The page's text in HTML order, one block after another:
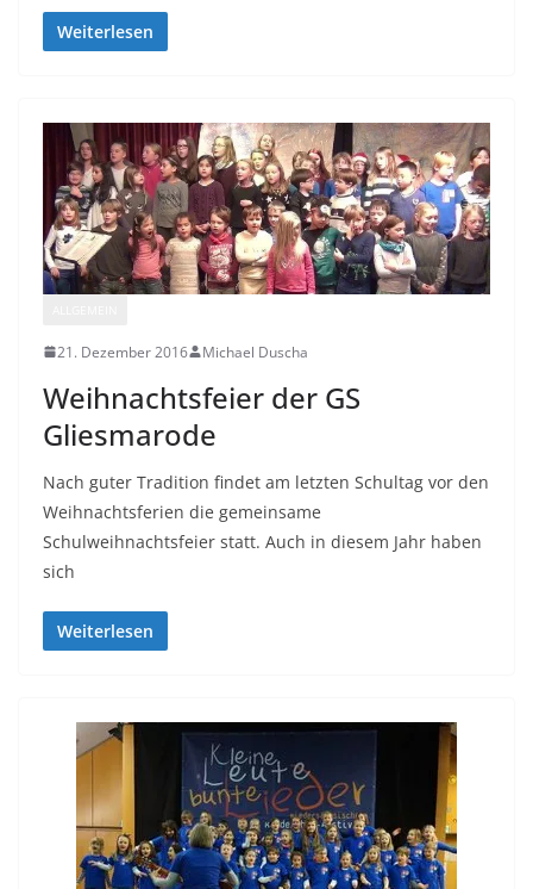
Weiterlesen
21. Dezember 2016 Michael Duscha
Weihnachtsfeier der GS
Gliesmarode
Nach guter Tradition findet am letzten Schultag vor den
Weihnachtsferien die gemeinsame
Schulweihnachtsfeier statt. Auch in diesem Jahr haben
sich
Weiterlesen